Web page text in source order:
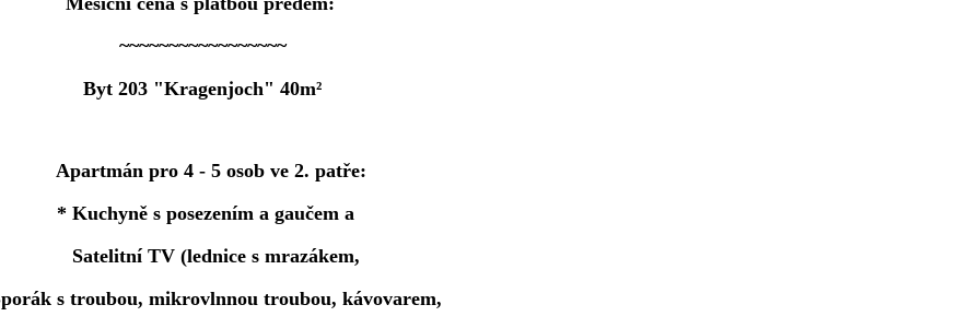
~~~~~~~~~~~~~~~~~
Byt 203 "Kragenjoch" 40m²
Apartmán pro 4 - 5 osob ve 2. patře:
* Kuchyně s posezením a gaučem a
Satelitní TV (lednice s mrazákem,
s troubou, mikrovlnnou troubou, kávovarem,